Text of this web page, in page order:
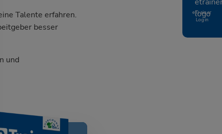
eTrainer
Login
Talente erfahren.
besser
und